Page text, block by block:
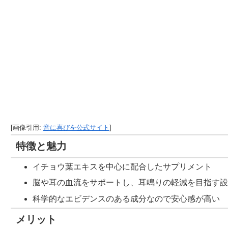
[画像引用: 音に喜びを公式サイト ]
特徴と魅力
イチョウ葉エキスを中心に配合したサプリメント
脳や耳の血流をサポートし、耳鳴りの軽減を目指す
科学的なエビデンスのある成分なので安心感が高い
メリット